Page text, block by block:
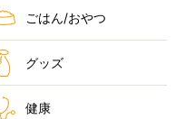
ごはん/おやつ
グッズ
健康